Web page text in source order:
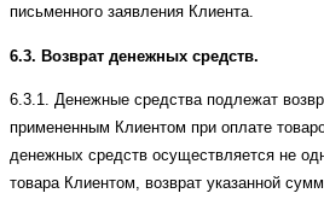
письменного заявления Клиента.
6.3. Возврат денежных средств.
6.3.1. Денежные средства подлежат
примененным Клиентом при оплате
денежных средств осуществляется не
товара Клиентом, возврат указанной